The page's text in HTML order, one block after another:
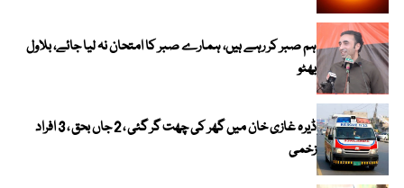
ہم صبر کر رہے ہیں، ہمارے صبر کا امتحان نہ لیا جائے، بلاول
بھٹو
ڈیرہ غازی خان میں گھر کی چھت گر گئی ، 2 جاں بحق ، 3 افراد
زخمی